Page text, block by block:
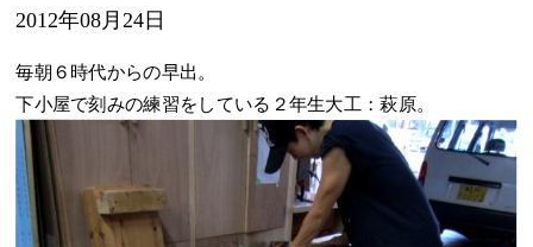
2012年08月24日
毎朝６時代からの早出。
下小屋で刻みの練習をしている２年生大工：萩原。